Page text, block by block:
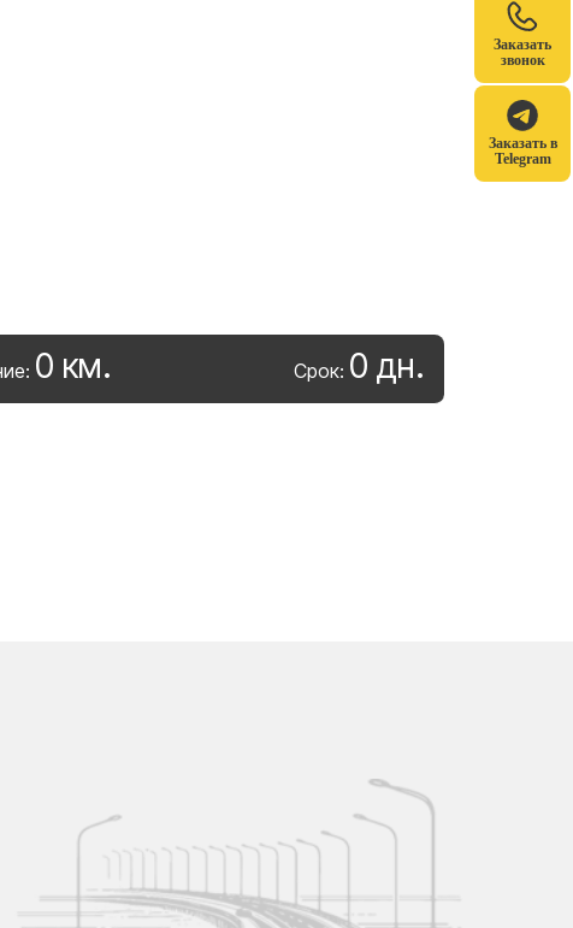
Заказать
звонок
Заказать в
Telegram
0 км. Срок: 0 дн.